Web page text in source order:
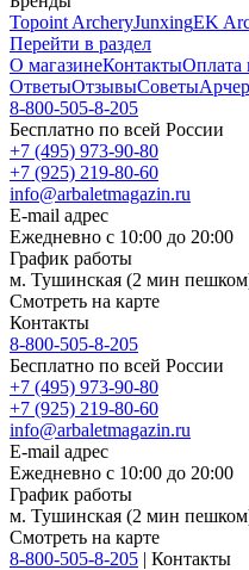
Topoint ArcheryJunxingEK
Перейти в раздел
О магазинеКонтактыОплата
ОтветыОтзывыСоветы
8-800-505-8-205
Бесплатно по всей России
+7 (495) 973-90-80
+7 (925) 219-80-60
info@arbaletmagazin.ru
E-mail адрес
Ежедневно с 10:00 до 20:00
График работы
м. Тушинская (2 мин
Смотреть на карте
Контакты
8-800-505-8-205
Бесплатно по всей России
+7 (495) 973-90-80
+7 (925) 219-80-60
info@arbaletmagazin.ru
E-mail адрес
Ежедневно с 10:00 до 20:00
График работы
м. Тушинская (2 мин
Смотреть на карте
8-800-505-8-205 | Контакты